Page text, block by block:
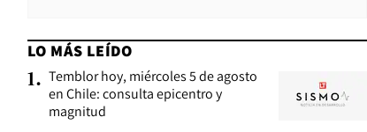
LO MÁS LEÍDO
1. Temblor hoy, miércoles 5 de agosto
en Chile: consulta epicentro y
magnitud